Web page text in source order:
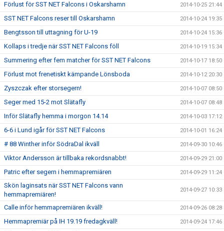
Förlust för SST NET Falcons i Oskarshamn 2014-10-25 21:44
SST NET Falcons reser till Oskarshamn 2014-10-24 19:35
Bengtsson till uttagning för U-19 2014-10-24 15:36
Kollaps i tredje när SST NET Falcons föll 2014-10-19 15:34
Summering efter fem matcher för SST NET Falcons 2014-10-17 18:50
Förlust mot frenetiskt kämpande Lönsboda 2014-10-12 20:30
Zyszczak efter storsegern! 2014-10-07 08:50
Seger med 15-2 mot Slätafly 2014-10-07 08:48
Inför Slätafly hemma i morgon 14.14 2014-10-03 17:12
6-6 i Lund igår för SST NET Falcons 2014-10-01 16:24
# 88 Winther inför SödraDal ikväll 2014-09-30 10:46
Viktor Andersson är tillbaka rekordsnabbt! 2014-09-29 21:00
Patric efter segern i hemmapremiären 2014-09-29 11:24
Skön laginsats när SST NET Falcons vann
hemmapremiären!
2014-09-27 10:33
Calle inför hemmapremiären ikväll! 2014-09-26 08:28
Hemmapremiär på IH 19.19 fredagkväll! 2014-09-24 17:46